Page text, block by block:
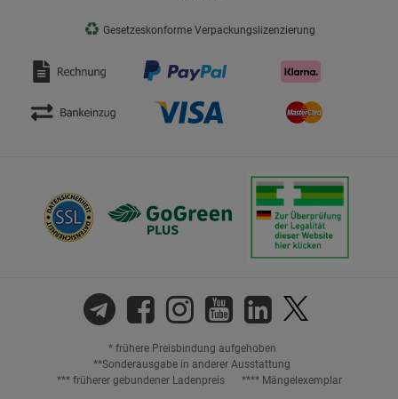
♻ Gesetzeskonforme Verpackungslizenzierung
* frühere Preisbindung aufgehoben
**Sonderausgabe in anderer Ausstattung
*** früherer gebundener Ladenpreis
**** Mängelexemplar